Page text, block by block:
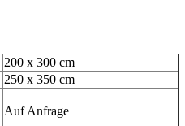
200 x 300 cm
250 x 350 cm
Auf Anfrage